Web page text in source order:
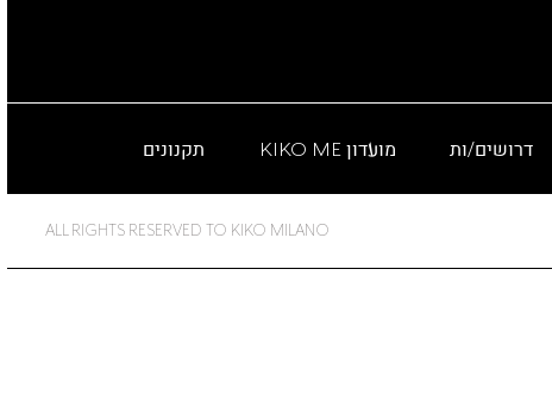
דרושים/ות מועדון KIKO ME תקנונים
ALL RIGHTS RESERVED TO KIKO MILANO